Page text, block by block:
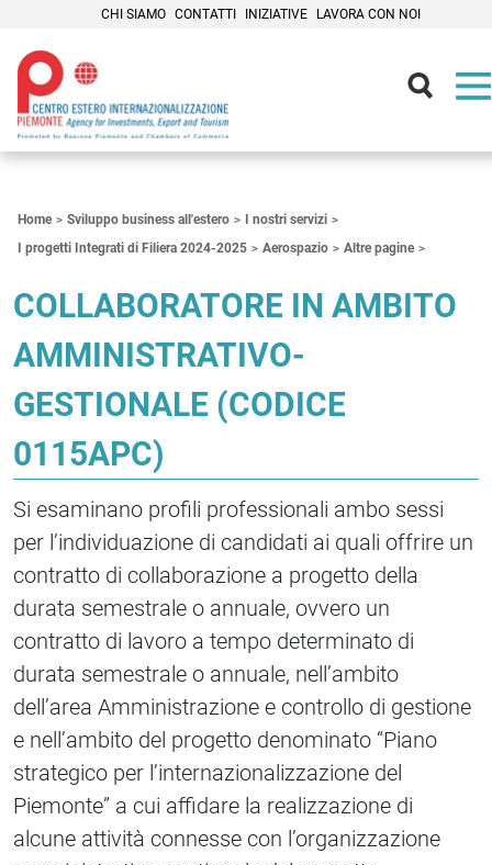
CHI SIAMO CONTATTI INIZIATIVE LAVORA CON NOI
Home Sviluppo business all'estero
I nostri servizi
I progetti Integrati di Filiera 2024-2025
Aerospazio Altre pagine
COLLABORATORE IN AMBITO
AMMINISTRATIVO-
GESTIONALE (CODICE
0115APC)
Si esaminano profili professionali ambo sessi
per l’individuazione di candidati ai quali offrire un
contratto di collaborazione a progetto della
durata semestrale o annuale, ovvero un
contratto di lavoro a tempo determinato di
durata semestrale o annuale, nell’ambito
dell’area Amministrazione e controllo di gestione
e nell’ambito del progetto denominato “Piano
strategico per l’internazionalizzazione del
Piemonte” a cui affidare la realizzazione di
alcune attività connesse con l’organizzazione